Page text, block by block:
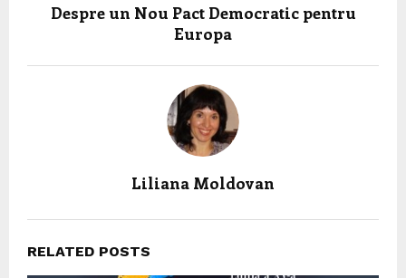
Despre un Nou Pact Democratic pentru
Europa
Liliana Moldovan
RELATED POSTS